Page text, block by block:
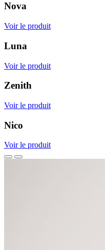
Nova
Voir le produit
Luna
Voir le produit
Zenith
Voir le produit
Nico
Voir le produit